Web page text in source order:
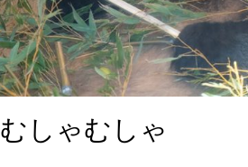
むしゃむしゃ